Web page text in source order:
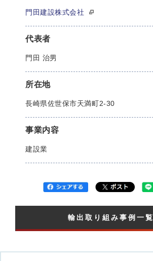
門田建設株式会社
代表者
門田 治男
所在地
長崎県佐世保市天満町2-30
事業内容
建設業
輸出取り組み事例一覧​